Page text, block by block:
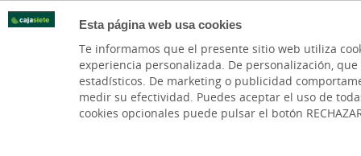
Esta página web usa cookies
Te informamos que el presente sitio web utiliza
experiencia personalizada. De personalización,
estadísticos. De marketing o publicidad
medir su efectividad. Puedes aceptar el uso de
cookies opcionales puede pulsar el botón
PARTICULARES
Cuentas y Tarjetas Hipotecas Préstamos
BANCA